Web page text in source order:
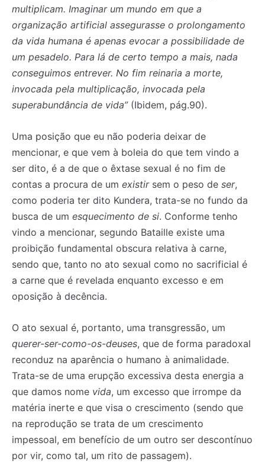
multiplicam. Imaginar um mundo em que a
organização artificial assegurasse o prolongamento
da vida humana é apenas evocar a possibilidade de
um pesadelo. Para lá de certo tempo a mais, nada
conseguimos entrever. No fim reinaria a morte,
invocada pela multiplicação, invocada pela
superabundância de vida” (Ibidem, pág.90).
Uma posição que eu não poderia deixar de
mencionar, e que vem à boleia do que tem vindo a
ser dito, é a de que o êxtase sexual é no fim de
contas a procura de um existir sem o peso de ser,
como poderia ter dito Kundera, trata-se no fundo da
busca de um esquecimento de si. Conforme tenho
vindo a mencionar, segundo Bataille existe uma
proibição fundamental obscura relativa à carne,
sendo que, tanto no ato sexual como no sacrificial é
a carne que é revelada enquanto excesso e em
oposição à decência.
O ato sexual é, portanto, uma transgressão, um
querer-ser-como-os-deuses, que de forma paradoxal
reconduz na aparência o humano à animalidade.
Trata-se de uma erupção excessiva desta energia a
que damos nome vida, um excesso que irrompe da
matéria inerte e que visa o crescimento (sendo que
na reprodução se trata de um crescimento
impessoal, em benefício de um outro ser descontínuo
por vir, como tal, um rito de passagem).